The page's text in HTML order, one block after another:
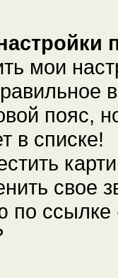
мои
пояс,
в списке!
свое
по ссылке